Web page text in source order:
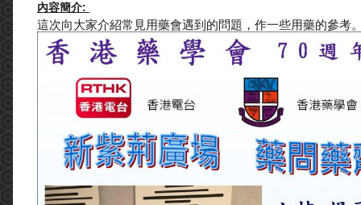
內容簡介:
這次向大家介紹常見用藥會遇到的問題，作一些用藥的參考